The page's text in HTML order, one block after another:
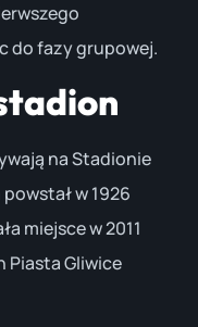
do fazy grupowej.
na Stadionie
w 1926
miejsce w 2011
Piasta Gliwice